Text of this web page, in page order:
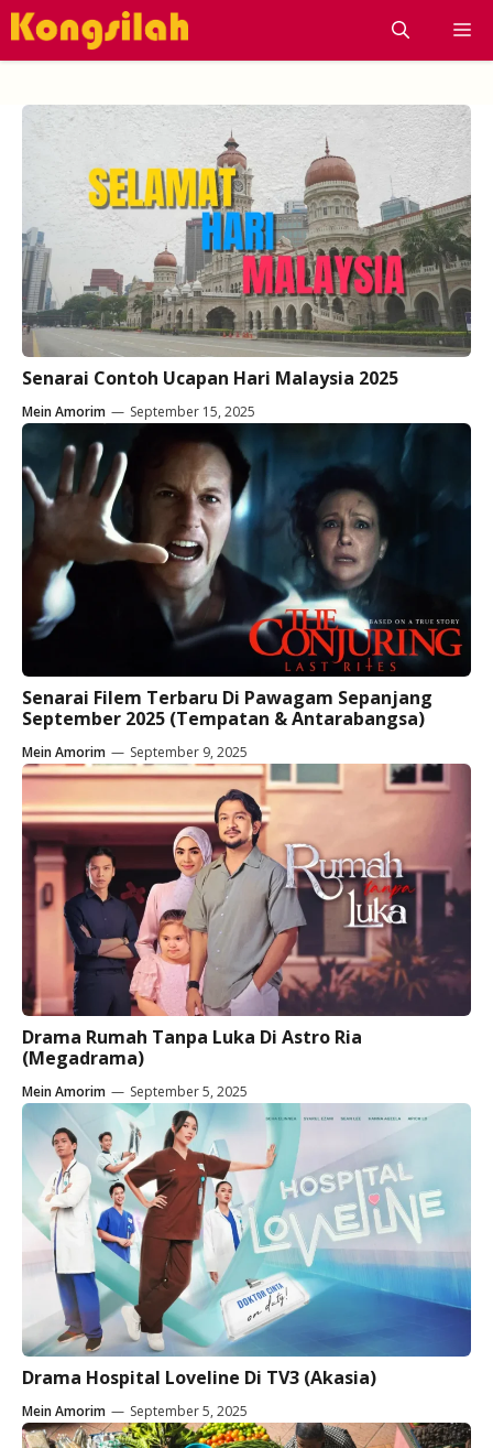
Skip
Senarai Contoh Ucapan Hari Malaysia 2025
Mein Amorim — September 15, 2025
Senarai Filem Terbaru Di Pawagam Sepanjang
September 2025 (Tempatan & Antarabangsa)
Mein Amorim — September 9, 2025
Drama Rumah Tanpa Luka Di Astro Ria
(Megadrama)
Mein Amorim — September 5, 2025
Drama Hospital Loveline Di TV3 (Akasia)
Mein Amorim — September 5, 2025